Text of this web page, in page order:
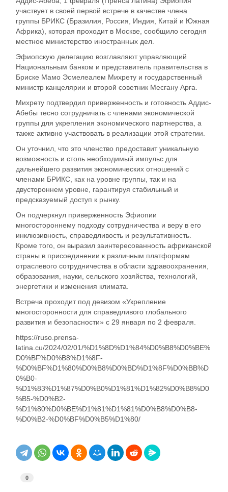
участвует в своей первой встрече в качестве члена
группы БРИКС (Бразилия, Россия, Индия, Китай и Южная
Африка), которая проходит в Москве, сообщило сегодня
местное министерство иностранных дел.
Эфиопскую делегацию возглавляют управляющий
Национальным банком и представитель правительства в
Бриске Мамо Эсмелеалем Михрету и государственный
министр канцелярии и второй советник Месгану Арга.
Михрету подтвердил приверженность и готовность Аддис-
Абебы тесно сотрудничать с членами экономической
группы для укрепления экономического партнерства, а
также активно участвовать в реализации этой стратегии.
Он уточнил, что это членство предоставит уникальную
возможность и столь необходимый импульс для
дальнейшего развития экономических отношений с
членами БРИКС, как на уровне группы, так и на
двустороннем уровне, гарантируя стабильный и
предсказуемый доступ к рынку.
Он подчеркнул приверженность Эфиопии
многостороннему подходу сотрудничества и веру в его
инклюзивность, справедливость и результативность.
Кроме того, он выразил заинтересованность африканской
страны в присоединении к различным платформам
отраслевого сотрудничества в области здравоохранения,
образования, науки, сельского хозяйства, технологий,
энергетики и изменения климата.
Встреча проходит под девизом «Укрепление
многосторонности для справедливого глобального
развития и безопасности» с 29 января по 2 февраля.
https://ruso.prensa-
latina.cu/2024/02/01/%D1%8D%D1%84%D0%B8%D0%BE%
D0%BF%D0%B8%D1%8F-
%D0%BF%D1%80%D0%B8%D0%BD%D1%8F%D0%BB%D
0%B0-
%D1%83%D1%87%D0%B0%D1%81%D1%82%D0%B8%D0
%B5-%D0%B2-
%D1%80%D0%BE%D1%81%D1%81%D0%B8%D0%B8-
%D0%B2-%D0%BF%D0%B5%D1%80/
0